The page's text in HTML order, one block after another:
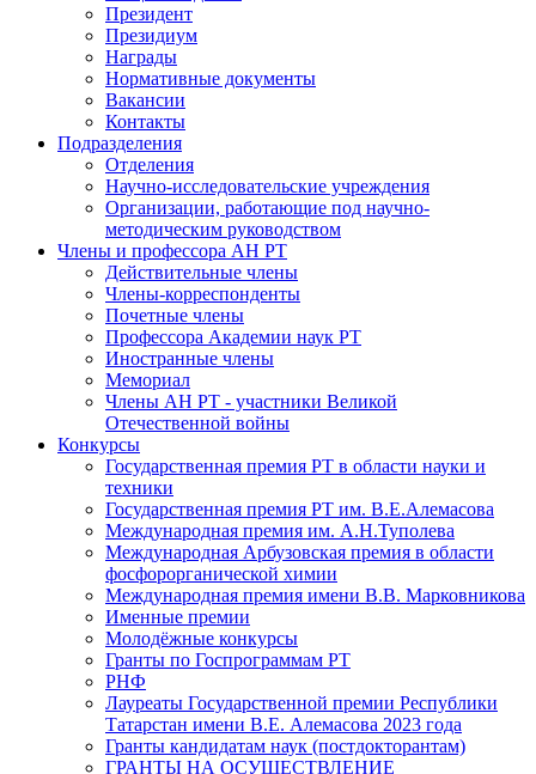
Президент
Президиум
Награды
Нормативные документы
Вакансии
Контакты
Подразделения
Отделения
Научно-исследовательские учреждения
Организации, работающие под научно-
методическим руководством
Члены и профессора АН РТ
Действительные члены
Члены-корреспонденты
Почетные члены
Профессора Академии наук РТ
Иностранные члены
Мемориал
Члены АН РТ - участники Великой
Отечественной войны
Конкурсы
Государственная премия РТ в области науки и
техники
Государственная премия РТ им. В.Е.Алемасова
Международная премия им. А.Н.Туполева
Международная Арбузовская премия в области
фосфорорганической химии
Международная премия имени В.В. Марковникова
Именные премии
Молодёжные конкурсы
Гранты по Госпрограммам РТ
РНФ
Лауреаты Государственной премии Республики
Татарстан имени В.Е. Алемасова 2023 года
Гранты кандидатам наук (постдокторантам)
ГРАНТЫ НА ОСУЩЕСТВЛЕНИЕ